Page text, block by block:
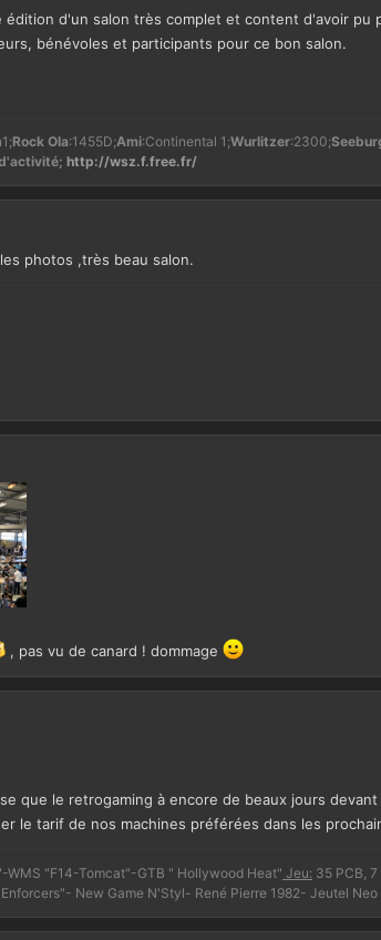
édition d'un salon très complet et content d'avoir pu
bénévoles et participants pour ce bon salon.
Rock Ola:1455D;Ami:Continental 1;Wurlitzer:2300;
http://wsz.f.free.fr/
photos ,très beau salon.
, pas vu de canard ! dommage
que le retrogaming à encore de beaux jours devant
le tarif de nos machines préférées dans les
WMS "F14-Tomcat"-GTB " Hollywood Heat" Jeu: 35 PCB,
New Game N'Styl- René Pierre 1982- Jeutel